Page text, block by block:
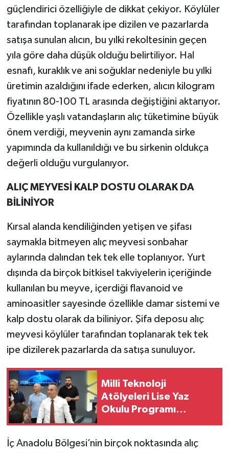
güçlendirici özelliğiyle de dikkat çekiyor. Köylüler
tarafından toplanarak ipe dizilen ve pazarlarda
satışa sunulan alıcın, bu yılki rekoltesinin geçen
yıla göre daha düşük olduğu belirtiliyor. Hal
esnafı, kuraklık ve ani soğuklar nedeniyle bu yılki
üretimin azaldığını ifade ederken, alıcın kilogram
fiyatının 80-100 TL arasında değiştiğini aktarıyor.
Özellikle yaşlı vatandaşların alıç tüketimine büyük
önem verdiği, meyvenin aynı zamanda sirke
yapımında da kullanıldığı ve bu sirkenin oldukça
değerli olduğu vurgulanıyor.
ALIÇ MEYVESİ KALP DOSTU OLARAK DA
BİLİNİYOR
Kırsal alanda kendiliğinden yetişen ve şifası
saymakla bitmeyen alıç meyvesi sonbahar
aylarında dalından tek tek elle toplanıyor. Yurt
dışında da birçok bitkisel takviyelerin içeriğinde
kullanılan bu meyve, içerdiği flavanoid ve
aminoasitler sayesinde özellikle damar sistemi ve
kalp dostu olarak da biliniyor. Şifa deposu alıç
meyvesi köylüler tarafından toplanarak tek tek
ipe dizilerek pazarlarda da satışa sunuluyor.
Milli Teknoloji
Atölyeleri Lise Yaz
Okulu Programı
İç Anadolu Bölgesi’nin birçok noktasında alıç